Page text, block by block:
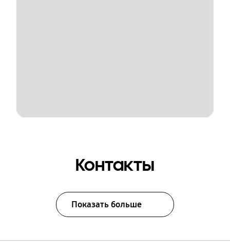
Контакты
Показать больше